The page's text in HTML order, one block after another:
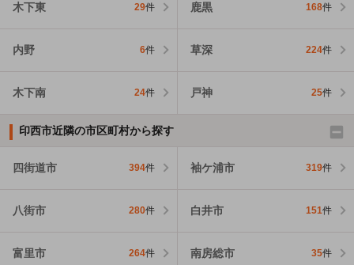
木下東 29件 鹿黒 168件
内野 6件 草深 224件
木下南 24件 戸神 25件
印西市近隣の市区町村から探す
四街道市 394件 袖ケ浦市 319件
八街市 280件 白井市 151件
富里市 264件 南房総市 35件